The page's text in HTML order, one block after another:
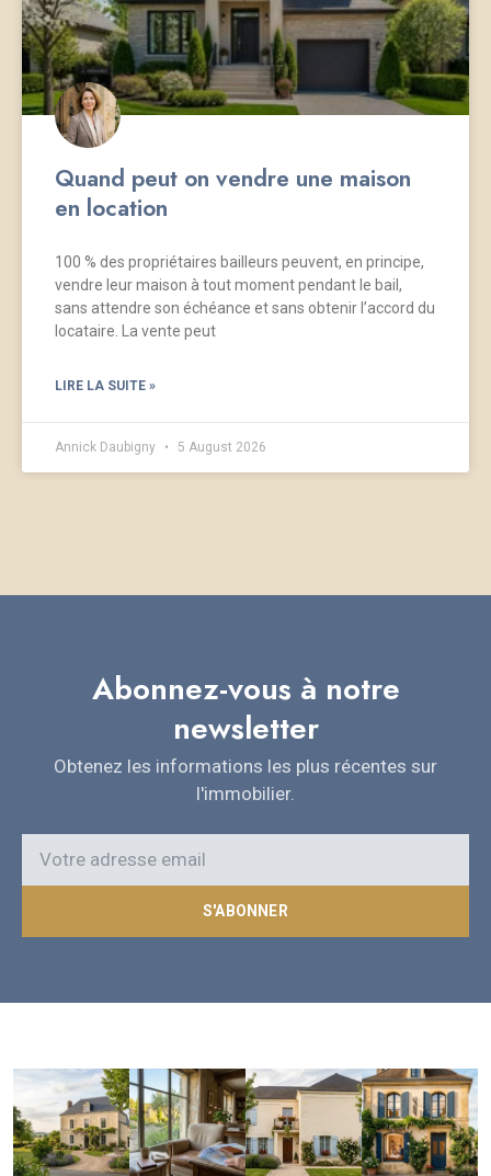
Quand peut on vendre une maison
en location
100 % des propriétaires bailleurs peuvent, en principe,
vendre leur maison à tout moment pendant le bail,
sans attendre son échéance et sans obtenir l’accord du
locataire. La vente peut
LIRE LA SUITE »
Annick Daubigny 5 August 2026
Abonnez-vous à notre
newsletter
Obtenez les informations les plus récentes sur
l'immobilier.
S'ABONNER